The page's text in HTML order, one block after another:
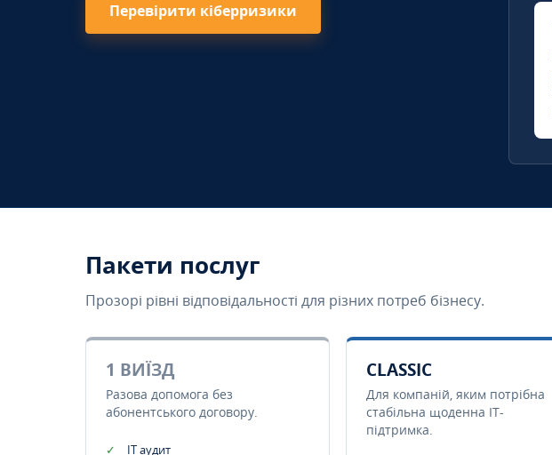
Перевірити кіберризики
Пакети послуг
Прозорі рівні відповідальності для різних потреб бізнесу.
1 ВИЇЗД
Разова допомога без
абонентського договору.
IT аудит
CLASSIC
Для компаній, яким потрібна
стабільна щоденна IT-
підтримка.